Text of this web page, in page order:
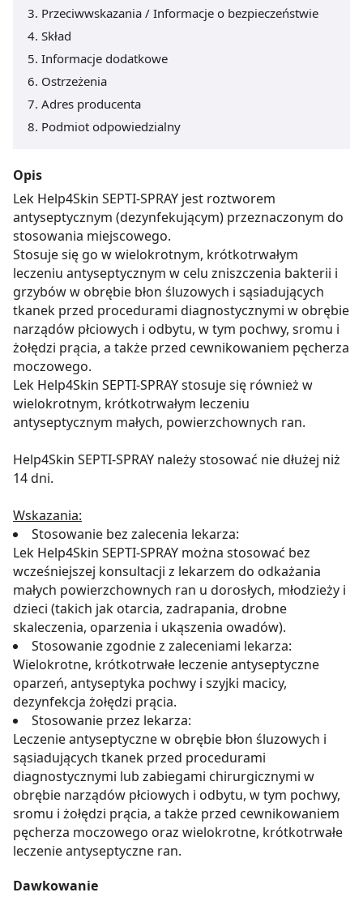
Przeciwwskazania / Informacje o bezpieczeństwie
Skład
Informacje dodatkowe
Ostrzeżenia
Adres producenta
Podmiot odpowiedzialny
Opis
Lek Help4Skin SEPTI-SPRAY jest roztworem
antyseptycznym (dezynfekującym) przeznaczonym do
stosowania miejscowego.
Stosuje się go w wielokrotnym, krótkotrwałym
leczeniu antyseptycznym w celu zniszczenia bakterii i
grzybów w obrębie błon śluzowych i sąsiadujących
tkanek przed procedurami diagnostycznymi w obrębie
narządów płciowych i odbytu, w tym pochwy, sromu i
żołędzi prącia, a także przed cewnikowaniem pęcherza
moczowego.
Lek Help4Skin SEPTI-SPRAY stosuje się również w
wielokrotnym, krótkotrwałym leczeniu
antyseptycznym małych, powierzchownych ran.
Help4Skin SEPTI-SPRAY należy stosować nie dłużej niż
14 dni.
Wskazania:
Stosowanie bez zalecenia lekarza:
Lek Help4Skin SEPTI-SPRAY można stosować bez
wcześniejszej konsultacji z lekarzem do odkażania
małych powierzchownych ran u dorosłych, młodzieży i
dzieci (takich jak otarcia, zadrapania, drobne
skaleczenia, oparzenia i ukąszenia owadów).
Stosowanie zgodnie z zaleceniami lekarza:
Wielokrotne, krótkotrwałe leczenie antyseptyczne
oparzeń, antyseptyka pochwy i szyjki macicy,
dezynfekcja żołędzi prącia.
Stosowanie przez lekarza:
Leczenie antyseptyczne w obrębie błon śluzowych i
sąsiadujących tkanek przed procedurami
diagnostycznymi lub zabiegami chirurgicznymi w
obrębie narządów płciowych i odbytu, w tym pochwy,
sromu i żołędzi prącia, a także przed cewnikowaniem
pęcherza moczowego oraz wielokrotne, krótkotrwałe
leczenie antyseptyczne ran.
Dawkowanie